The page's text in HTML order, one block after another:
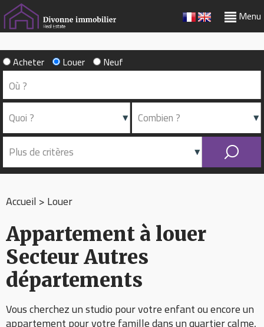
Menu
Acheter Louer Neuf
Accueil>Louer
Appartement à louer
Secteur Autres
départements
Vous cherchez un studio pour votre enfant ou encore un